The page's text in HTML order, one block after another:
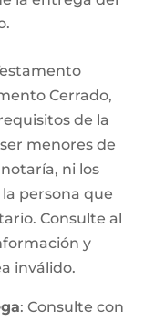
Cerrado,
de la
menores de
ni los
persona que
Consulte al
y
inválido.
: Consulte con